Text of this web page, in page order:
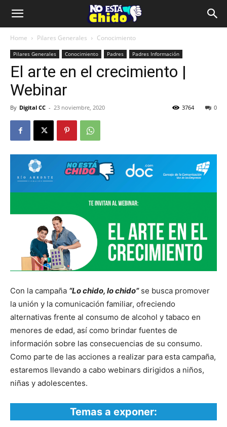
Home Pilares Generales Conocimiento
Pilares Generales Conocimiento Padres Padres Información
El arte en el crecimiento |
Webinar
By Digital CC - 23 noviembre, 2020 0
3764
Con la campaña “Lo chido, lo chido” se busca promover
la unión y la comunicación familiar, ofreciendo
alternativas frente al consumo de alcohol y tabaco en
menores de edad, así como brindar fuentes de
información sobre las consecuencias de su consumo.
Como parte de las acciones a realizar para esta campaña,
estaremos llevando a cabo webinars dirigidos a niños,
niñas y adolescentes.
Temas a exponer: